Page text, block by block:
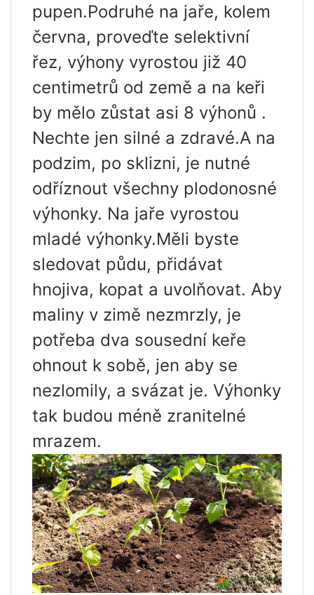
pupen.Podruhé na jaře, kolem
června, proveďte selektivní
řez, výhony vyrostou již 40
centimetrů od země a na keři
by mělo zůstat asi 8 výhonů .
Nechte jen silné a zdravé.A na
podzim, po sklizni, je nutné
odříznout všechny plodonosné
výhonky. Na jaře vyrostou
mladé výhonky.Měli byste
sledovat půdu, přidávat
hnojiva, kopat a uvolňovat. Aby
maliny v zimě nezmrzly, je
potřeba dva sousední keře
ohnout k sobě, jen aby se
nezlomily, a svázat je. Výhonky
tak budou méně zranitelné
mrazem.